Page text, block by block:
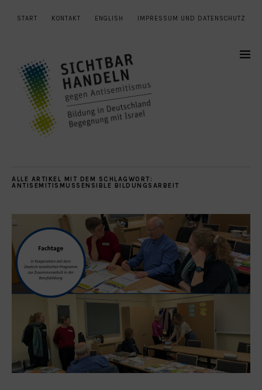
START KONTAKT ENGLISH IMPRESSUM UND DATENSCHUTZ
ALLE ARTIKEL MIT DEM SCHLAGWORT:
ANTISEMITISMUSSENSIBLE BILDUNGSARBEIT